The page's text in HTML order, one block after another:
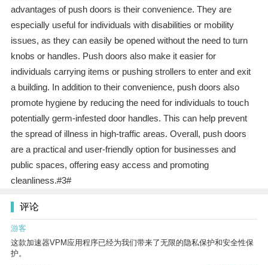
advantages of push doors is their convenience. They are
especially useful for individuals with disabilities or mobility
issues, as they can easily be opened without the need to turn
knobs or handles. Push doors also make it easier for
individuals carrying items or pushing strollers to enter and exit
a building. In addition to their convenience, push doors also
promote hygiene by reducing the need for individuals to touch
potentially germ-infested door handles. This can help prevent
the spread of illness in high-traffic areas. Overall, push doors
are a practical and user-friendly option for businesses and
public spaces, offering easy access and promoting
cleanliness.#3#
评论
游客
这款加速器VPM应用程序已经为我们带来了无限的隐私保护和安全性保
护。